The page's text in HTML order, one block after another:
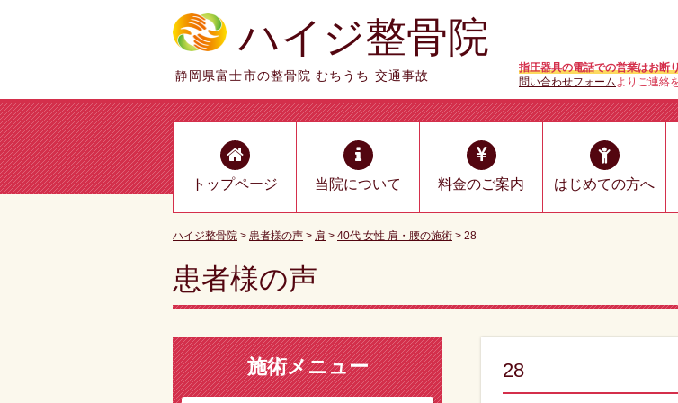
ハイジ整骨院
静岡県富士市の整骨院 むちうち 交通事故
指圧器具の電話での営業はお断
問い合わせフォームよりご連絡
トップページ 当院について 料金のご案内 はじめての方へ
ハイジ整骨院 > 患者様の声 > 肩 > 40代 女性 肩・腰の施術 > 28
患者様の声
28
施術メニュー